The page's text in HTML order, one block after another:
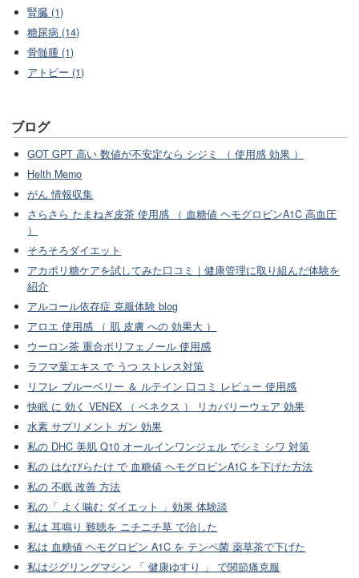
腎臓 (1)
糖尿病 (14)
骨髄腫 (1)
アトピー (1)
ブログ
GOT GPT 高い 数値が不安定なら シジミ （ 使用感 効果 ）
Helth Memo
がん 情報収集
さらさら たまねぎ皮茶 使用感 （ 血糖値 ヘモグロビンA1C 高血圧
）
そろそろダイエット
アカポリ糖ケアを試してみた口コミ｜健康管理に取り組んだ体験を
紹介
アルコール依存症 克服体験 blog
アロエ 使用感 （ 肌 皮膚 への 効果大 ）
ウーロン茶 重合ポリフェノール 使用感
ラフマ葉エキス で うつ ストレス対策
リフレ ブルーベリー ＆ ルテイン 口コミ レビュー 使用感
快眠 に 効く VENEX （ ベネクス ） リカバリーウェア 効果
水素 サプリメント ガン 効果
私の DHC 美肌 Q10 オールインワンジェル でシミ シワ 対策
私の はなびらたけ で 血糖値 ヘモグロビンA1C を下げた方法
私の 不眠 改善 方法
私の「 よく噛む ダイエット 」効果 体験談
私は 耳鳴り 難聴を ニチニチ草 で治した
私は 血糖値 ヘモグロビン A1C を テンペ菌 薬草茶で下げた
私はジグリングマシン 「 健康ゆすり 」 で関節痛克服